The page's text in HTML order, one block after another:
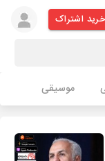
خرید اشتراک
موسیقی